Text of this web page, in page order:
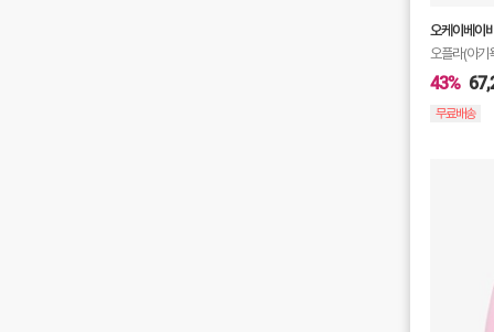
오케이베이
오플라(아기
43%
무료배송